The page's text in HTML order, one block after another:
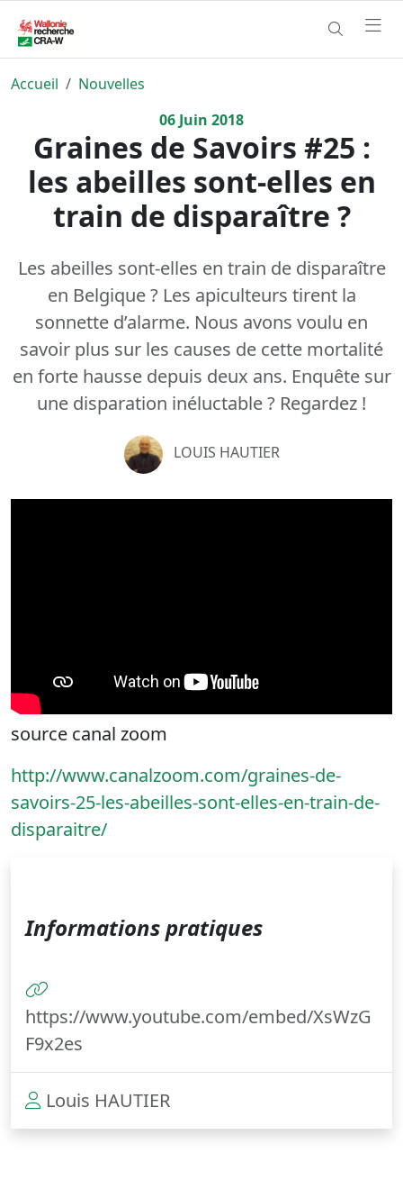
Accueil
Nouvelles
06 Juin 2018
Graines de Savoirs #25 :
les abeilles sont-elles en
train de disparaître ?
Les abeilles sont-elles en train de disparaître
en Belgique ? Les apiculteurs tirent la
sonnette d’alarme. Nous avons voulu en
savoir plus sur les causes de cette mortalité
en forte hausse depuis deux ans. Enquête sur
une disparation inéluctable ? Regardez !
LOUIS HAUTIER
source canal zoom
http://www.canalzoom.com/graines-de-
savoirs-25-les-abeilles-sont-elles-en-train-de-
disparaitre/
Informations pratiques
https://www.youtube.com/embed/XsWzG
F9x2es
Louis HAUTIER